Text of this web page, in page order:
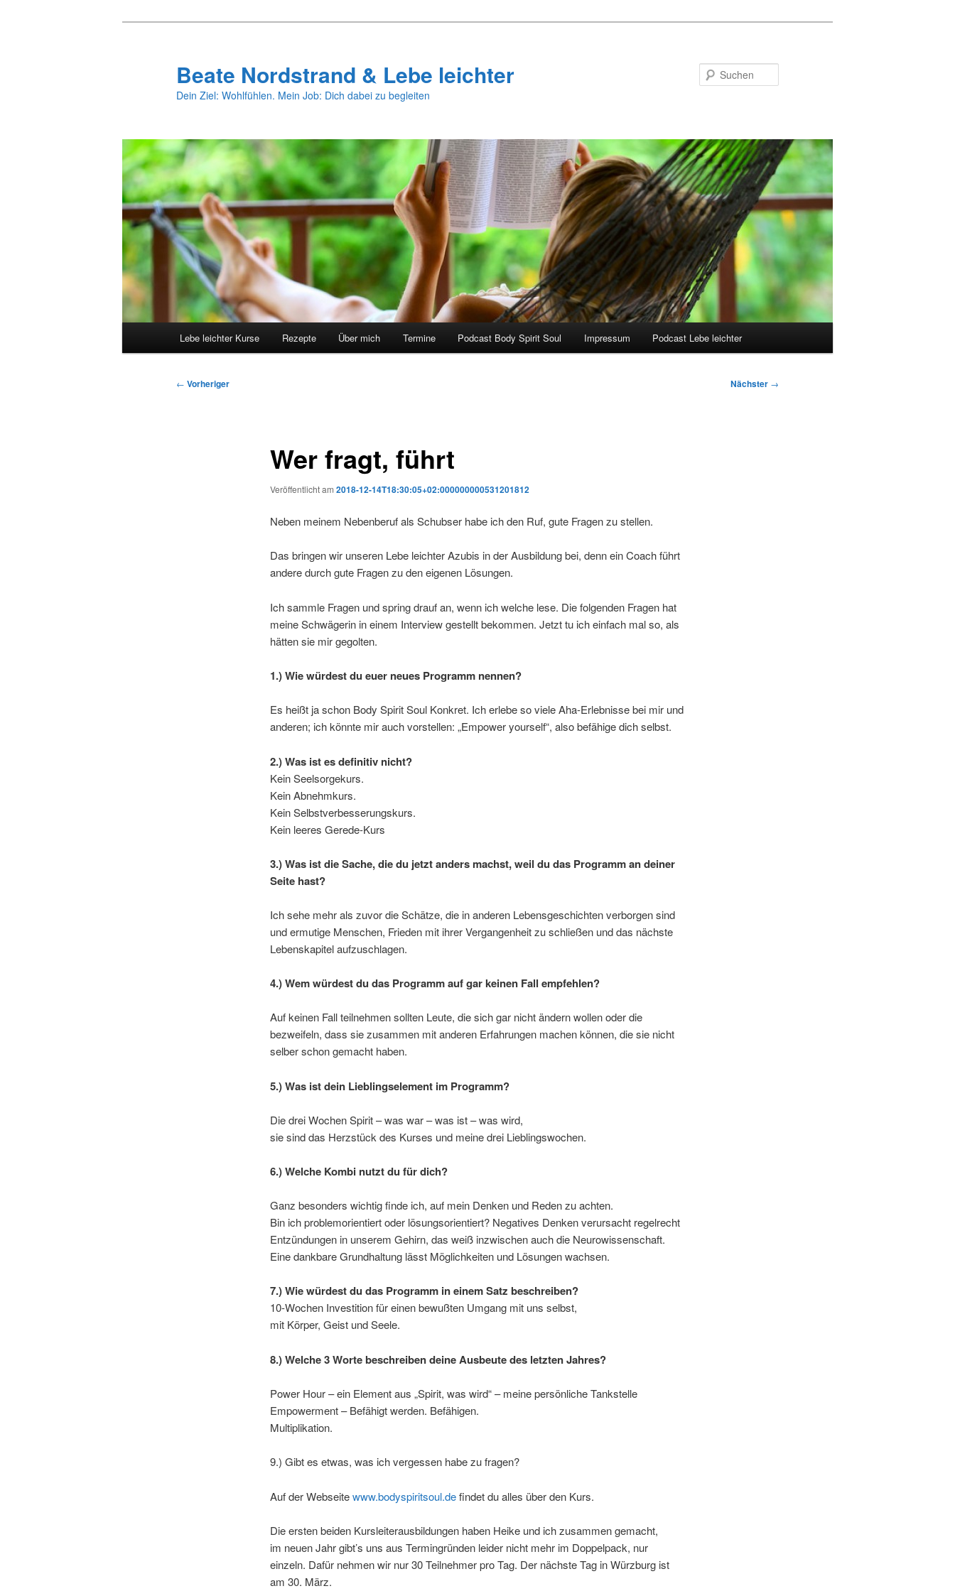
Beate Nordstrand & Lebe leichter
Dein Ziel: Wohlfühlen. Mein Job: Dich dabei zu begleiten
Lebe leichter Kurse Rezepte Über mich Termine Podcast Body Spirit Soul Impressum Podcast Lebe leichter
Beitragsnavigation
← Vorheriger Nächster →
Wer fragt, führt
Veröffentlicht am 2018-12-14T18:30:05+02:000000000531201812
Neben meinem Nebenberuf als Schubser habe ich den Ruf, gute Fragen zu stellen.
Das bringen wir unseren Lebe leichter Azubis in der Ausbildung bei, denn ein Coach führt
andere durch gute Fragen zu den eigenen Lösungen.
Ich sammle Fragen und spring drauf an, wenn ich welche lese. Die folgenden Fragen hat
meine Schwägerin in einem Interview gestellt bekommen. Jetzt tu ich einfach mal so, als
hätten sie mir gegolten.
1.) Wie würdest du euer neues Programm nennen?
Es heißt ja schon Body Spirit Soul Konkret. Ich erlebe so viele Aha-Erlebnisse bei mir und
anderen; ich könnte mir auch vorstellen: „Empower yourself“, also befähige dich selbst.
2.) Was ist es definitiv nicht?
Kein Seelsorgekurs.
Kein Abnehmkurs.
Kein Selbstverbesserungskurs.
Kein leeres Gerede-Kurs
3.) Was ist die Sache, die du jetzt anders machst, weil du das Programm an deiner
Seite hast?
Ich sehe mehr als zuvor die Schätze, die in anderen Lebensgeschichten verborgen sind
und ermutige Menschen, Frieden mit ihrer Vergangenheit zu schließen und das nächste
Lebenskapitel aufzuschlagen.
4.) Wem würdest du das Programm auf gar keinen Fall empfehlen?
Auf keinen Fall teilnehmen sollten Leute, die sich gar nicht ändern wollen oder die
bezweifeln, dass sie zusammen mit anderen Erfahrungen machen können, die sie nicht
selber schon gemacht haben.
5.) Was ist dein Lieblingselement im Programm?
Die drei Wochen Spirit – was war – was ist – was wird,
sie sind das Herzstück des Kurses und meine drei Lieblingswochen.
6.) Welche Kombi nutzt du für dich?
Ganz besonders wichtig finde ich, auf mein Denken und Reden zu achten.
Bin ich problemorientiert oder lösungsorientiert? Negatives Denken verursacht regelrecht
Entzündungen in unserem Gehirn, das weiß inzwischen auch die Neurowissenschaft.
Eine dankbare Grundhaltung lässt Möglichkeiten und Lösungen wachsen.
7.) Wie würdest du das Programm in einem Satz beschreiben?
10-Wochen Investition für einen bewußten Umgang mit uns selbst,
mit Körper, Geist und Seele.
8.) Welche 3 Worte beschreiben deine Ausbeute des letzten Jahres?
Power Hour – ein Element aus „Spirit, was wird“ – meine persönliche Tankstelle
Empowerment – Befähigt werden. Befähigen.
Multiplikation.
9.) Gibt es etwas, was ich vergessen habe zu fragen?
Auf der Webseitewww.bodyspiritsoul.defindet du alles über den Kurs.
Die ersten beiden Kursleiterausbildungen haben Heike und ich zusammen gemacht,
im neuen Jahr gibt’s uns aus Termingründen leider nicht mehr im Doppelpack, nur
einzeln. Dafür nehmen wir nur 30 Teilnehmer pro Tag. Der nächste Tag in Würzburg ist
am 30. März.